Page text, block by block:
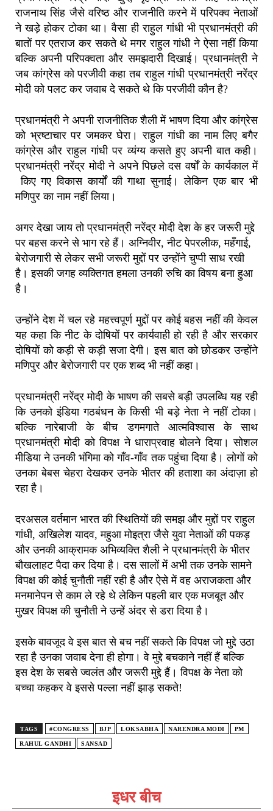
इधर बीच
राजनाथ सिंह जैसे वरिष्ठ और राजनीति करने में परिपक्व नेताओं
ने खड़े होकर टोका था। वैसा ही राहुल गांधी भी प्रधानमंत्री की
बातों पर एतराज कर सकते थे मगर राहुल गांधी ने ऐसा नहीं किया
बल्कि अपनी परिपक्वता और समझदारी दिखाई। प्रधानमंत्री ने
जब कांग्रेस को परजीवी कहा तब राहुल गांधी प्रधानमंत्री नरेंद्र
मोदी को पलट कर जवाब दे सकते थे कि परजीवी कौन है?
प्रधानमंत्री ने अपनी राजनीतिक शैली में भाषण दिया और कांग्रेस
को भ्रष्टाचार पर जमकर घेरा। राहुल गांधी का नाम लिए बगैर
कांग्रेस और राहुल गांधी पर व्यंग्य कसते हुए अपनी बात कही।
प्रधानमंत्री नरेंद्र मोदी ने अपने पिछले दस वर्षों के कार्यकाल में
किए गए विकास कार्यों की गाथा सुनाई। लेकिन एक बार भी
मणिपुर का नाम नहीं लिया।
अगर देखा जाय तो प्रधानमंत्री नरेंद्र मोदी देश के हर जरूरी मुद्दे
पर बहस करने से भाग रहे हैं। अग्निवीर, नीट पेपरलीक, महँगाई,
बेरोजगारी से लेकर सभी जरूरी मुद्दों पर उन्होंने चुप्पी साध रखी
है। इसकी जगह व्यक्तिगत हमला उनकी रुचि का विषय बना हुआ
है।
उन्होंने देश में चल रहे महत्त्वपूर्ण मुद्दों पर कोई बहस नहीं की केवल
यह कहा कि नीट के दोषियों पर कार्यवाही हो रही है और सरकार
दोषियों को कड़ी से कड़ी सजा देगी। इस बात को छोडकर उन्होंने
मणिपुर और बेरोजगारी पर एक शब्द भी नहीं कहा।
प्रधानमंत्री नरेंद्र मोदी के भाषण की सबसे बड़ी उपलब्धि यह रही
कि उनको इंडिया गठबंधन के किसी भी बड़े नेता ने नहीं टोका।
बल्कि नारेबाजी के बीच डगमगाते आत्मविश्वास के साथ
प्रधानमंत्री मोदी को विपक्ष ने धाराप्रवाह बोलने दिया। सोशल
मीडिया ने उनकी भंगिमा को गाँव-गाँव तक पहुंचा दिया है। लोगों को
उनका बेबस चेहरा देखकर उनके भीतर की हताशा का अंदाज़ा हो
रहा है।
दरअसल वर्तमान भारत की स्थितियों की समझ और मुद्दों पर राहुल
गांधी, अखिलेश यादव, महुआ मोइत्रा जैसे युवा नेताओं की पकड़
और उनकी आक्रामक अभिव्यक्ति शैली ने प्रधानमंत्री के भीतर
बौखलाहट पैदा कर दिया है। दस सालों में अभी तक उनके सामने
विपक्ष की कोई चुनौती नहीं रही है और ऐसे में वह अराजकता और
मनमानेपन से काम ले रहे थे लेकिन पहली बार एक मजबूत और
मुखर विपक्ष की चुनौती ने उन्हें अंदर से डरा दिया है।
इसके बावजूद वे इस बात से बच नहीं सकते कि विपक्ष जो मुद्दे उठा
रहा है उनका जवाब देना ही होगा। वे मुद्दे बचकाने नहीं हैं बल्कि
इस देश के सबसे ज्वलंत और जरूरी मुद्दे हैं। विपक्ष के नेता को
बच्चा कहकर वे इससे पल्ला नहीं झाड़ सकते!
TAGS #CONGRESS BJP LOKSABHA NARENDRA MODI PM
RAHUL GANDHI SANSAD